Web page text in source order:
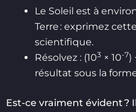
Le Soleil est à
Terre : exprimez
scientifique.
Résolvez : (103 × 10-7)
résultat sous la
Est-ce vraiment évident ?